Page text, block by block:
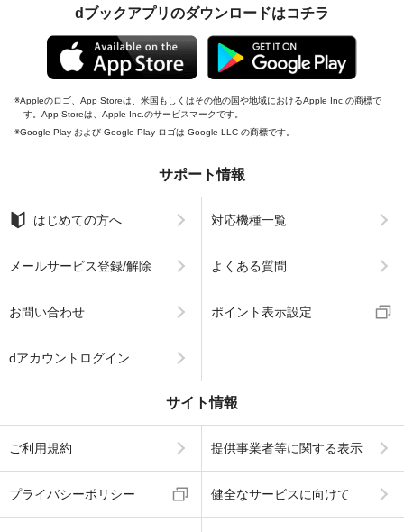
dブックアプリのダウンロードはコチラ
Appleのロゴ、App Storeは、米国もしくはその他の国や地域におけるApple Inc.の商標で
す。App Storeは、Apple Inc.のサービスマークです。
Google Play および Google Play ロゴは Google LLC の商標です。
サポート情報
はじめての方へ 対応機種一覧
メールサービス登録/解除 よくある質問
お問い合わせ ポイント表示設定
dアカウントログイン
サイト情報
ご利用規約 提供事業者等に関する表示
プライバシーポリシー 健全なサービスに向けて